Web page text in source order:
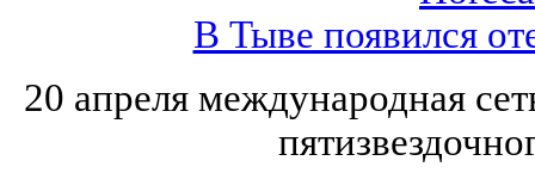
В Тыве появился
20 апреля международная